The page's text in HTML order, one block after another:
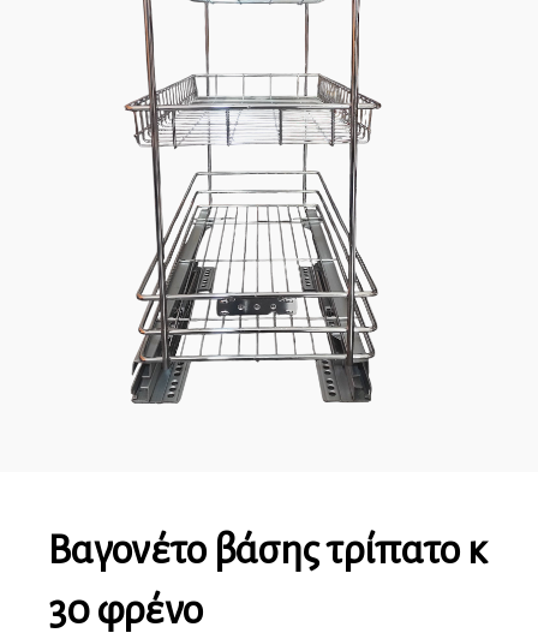
Βαγονέτο βάσης τρίπατο κ
30 φρένο